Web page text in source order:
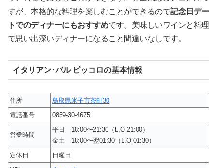
すが、本格的な料理を楽しむことができるので記念日デー
トでのディナーにもおすすめです。美味しいワインと料理
で思い出深いディナーになること間違いなしです。
イタリアン･バル ピッコロの基本情報
住所
鳥取県米子市茶町30
電話番号
0859-30-4675
営業時間
平日 18:00〜21:30（L.O 21:00）
金土 18:00〜翌01:30（L.O 01:30）
定休日
日曜日